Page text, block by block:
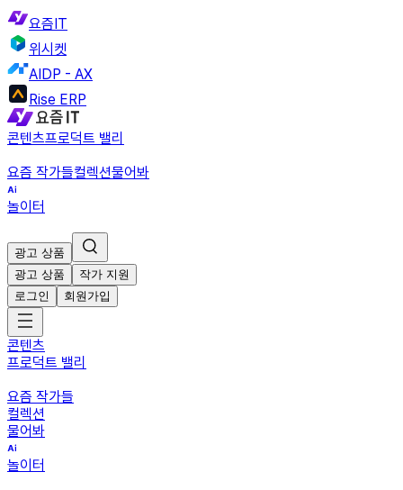
요즘IT
위시켓
AIDP - AX
Rise ERP
콘텐츠프로덕트 밸리
요즘 작가들컬렉션물어봐
놀이터
광고 상품
광고 상품
작가 지원
로그인
회원가입
콘텐츠
프로덕트 밸리
요즘 작가들
컬렉션
물어봐
놀이터